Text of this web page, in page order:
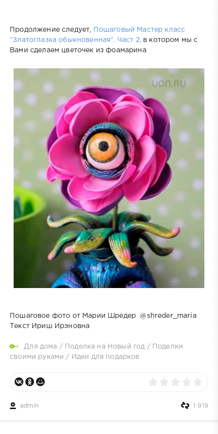
Продолжение следует,
Пошаговый Мастер класс
“Златоглазка обыкновенная”. Част 2,в котором мы с
Вами сделаем цветочек из фоамарина
Пошаговое фото от Марии Шредер @shreder_maria
Текст Ириш Ирэновна
Для дома / Поделка на Новый год /
Поделки
своими руками / Идеи для подарков
admin 1 919